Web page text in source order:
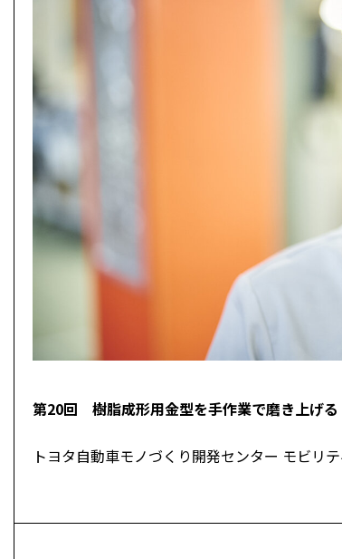
第20回 樹脂成形用金型を手作業で磨き上げ
トヨタ自動車モノづくり開発センター モビリ